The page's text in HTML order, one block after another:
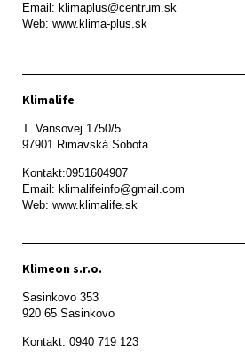
Email: klimaplus@centrum.sk
Klimalife
T. Vansovej 1750/5
97901 Rimavská Sobota
Kontakt:0951604907
Email: klimalifeinfo@gmail.com
Web: www.klimalife.sk
Klimeon s.r.o.
Sasinkovo 353
920 65 Sasinkovo
Kontakt: 0940 719 123